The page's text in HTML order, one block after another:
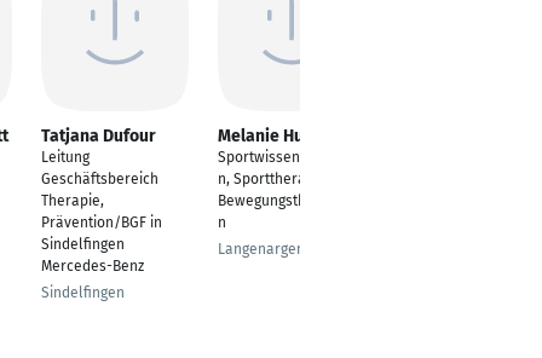
Tatjana Dufour
Leitung
Geschäftsbereich
Therapie,
Prävention/BGF in
Sindelfingen
Mercedes-Benz
Sindelfingen
Melanie Hutter
Sportwissenschaftleri
n, Sporttherapeutin,
Bewegungstherapeuti
n
Langenargen